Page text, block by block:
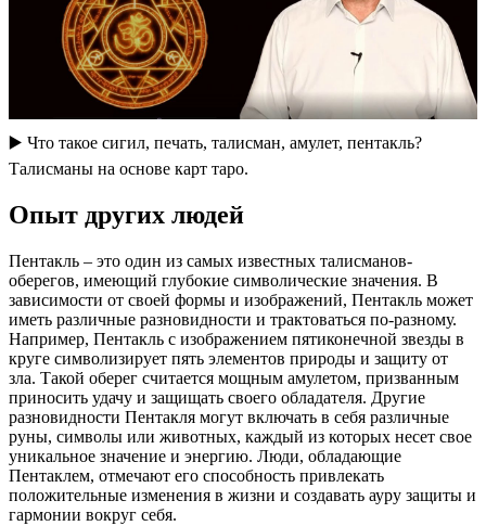
▶️ Что такое сигил, печать, талисман, амулет, пентакль?
Талисманы на основе карт таро.
Опыт других людей
Пентакль – это один из самых известных талисманов-
оберегов, имеющий глубокие символические значения. В
зависимости от своей формы и изображений, Пентакль может
иметь различные разновидности и трактоваться по-разному.
Например, Пентакль с изображением пятиконечной звезды в
круге символизирует пять элементов природы и защиту от
зла. Такой оберег считается мощным амулетом, призванным
приносить удачу и защищать своего обладателя. Другие
разновидности Пентакля могут включать в себя различные
руны, символы или животных, каждый из которых несет свое
уникальное значение и энергию. Люди, обладающие
Пентаклем, отмечают его способность привлекать
положительные изменения в жизни и создавать ауру защиты и
гармонии вокруг себя.